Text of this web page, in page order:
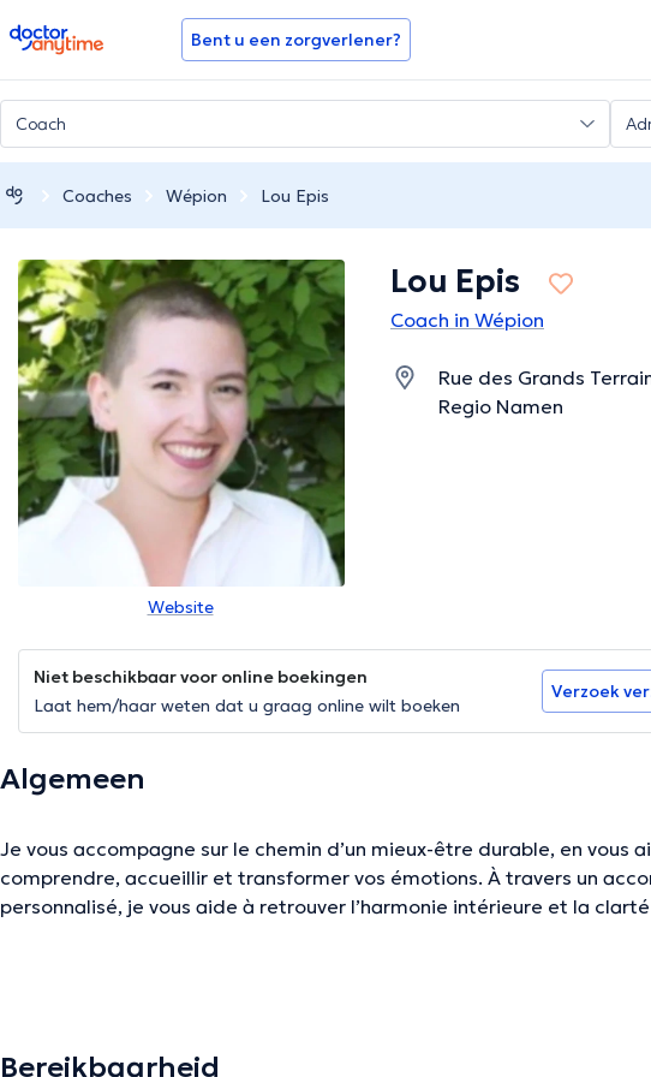
doctoranytime Bent u een zorgverlener?
Coaches Wépion Lou Epis
Website
Lou Epis
Coach in Wépion
Rue des Grands
Regio Namen
Niet beschikbaar voor online boekingen
Laat hem/haar weten dat u graag online wilt boeken
Verzoek
Algemeen
Je vous accompagne sur le chemin d’un mieux-être durable, en vous
comprendre, accueillir et transformer vos émotions. À travers un
personnalisé, je vous aide à retrouver l’harmonie intérieure et la
plus de paix, de confiance et de sens.
Bereikbaarheid